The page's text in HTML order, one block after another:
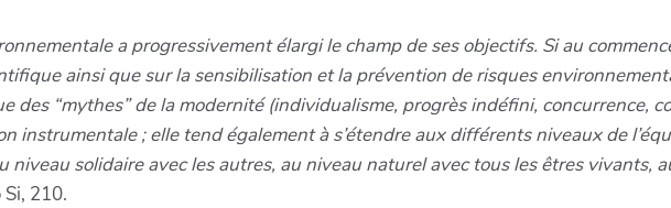
a progressivement élargi le champ de ses objectifs. Si au
ainsi que sur la sensibilisation et la prévention de risques
des “mythes” de la modernité (individualisme, progrès indéfini, concurrence,
instrumentale ; elle tend également à s’étendre aux différents niveaux de
niveau solidaire avec les autres, au niveau naturel avec tous les êtres vivants,
210.